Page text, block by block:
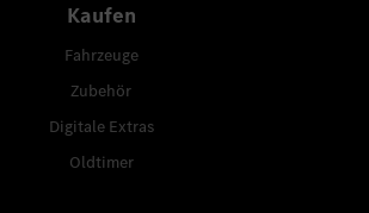
Kaufen
Fahrzeuge
Zubehör
Digitale Extras
Oldtimer